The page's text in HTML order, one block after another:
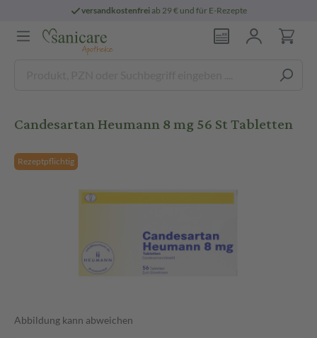
versandkostenfreiab 29 € und für E-Rezepte
Candesartan Heumann 8 mg 56 St Tabletten
Rezeptpflichtig
Abbildung kann abweichen